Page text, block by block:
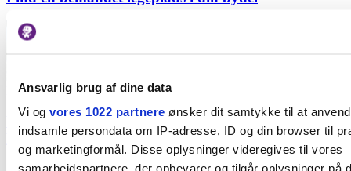
Ansvarlig brug af dine data
Vi og vores 1022 partnere ønsker dit samtykke til at
indsamle persondata om IP-adresse, ID og din browser til
og marketingformål. Disse oplysninger videregives til vores
samarbejdspartnere, der opbevarer og tilgår oplysninger på
Legestuer
Far på barsel: Aktiviteter og fællesskaber for fædre i
København